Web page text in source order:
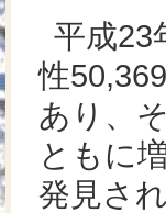
平成23
性
あり、
ともに
発見さ